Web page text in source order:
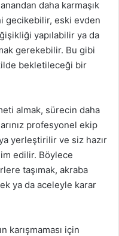
daha karmaşık
gecikebilir, eski evden
yapılabilir ya da
gerekebilir. Bu gibi
bekletileceği bir
almak, sürecin daha
profesyonel ekip
yerleştirilir ve siz hazır
edilir. Böylece
taşımak, akraba
ya da aceleyle karar
karışmaması için